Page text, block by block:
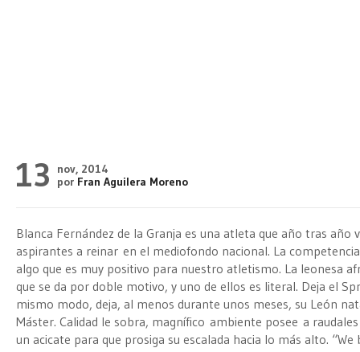
13
nov, 2014
por Fran Aguilera Moreno
Blanca Fernández de la Granja es una atleta que año tras
aspirantes a reinar en el mediofondo nacional. La
algo que es muy positivo para nuestro atletismo. La leonesa
que se da por doble motivo, y uno de ellos es literal. Deja el
mismo modo, deja, al menos durante unos meses, su León
Máster. Calidad le sobra, magnífico ambiente posee a
un acicate para que prosiga su escalada hacia lo más alto. “We